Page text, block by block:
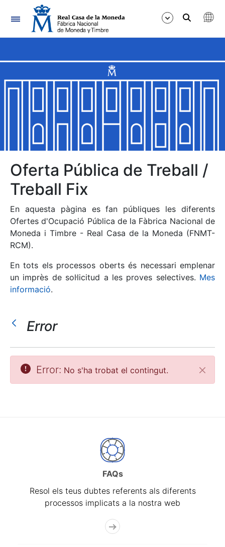
Navegació
Mostra/Amaga
Mostra/Amaga
Mostra/Amaga
Mostra/Amaga
Mostra/Amaga
Mostra/Amaga
Oferta Pública de Treball /
Treball Fix
En aquesta pàgina es fan públiques les diferents
Ofertes d'Ocupació Pública de la Fàbrica Nacional de
Moneda i Timbre - Real Casa de la Moneda (FNMT-
RCM).
En tots els processos oberts és necessari emplenar
un imprès de sol·licitud a les proves selectives. Mes
informació.
Error
Tanca
Error: No s'ha trobat el contingut.
FAQs
Resol els teus dubtes referents als diferents
processos implicats a la nostra web